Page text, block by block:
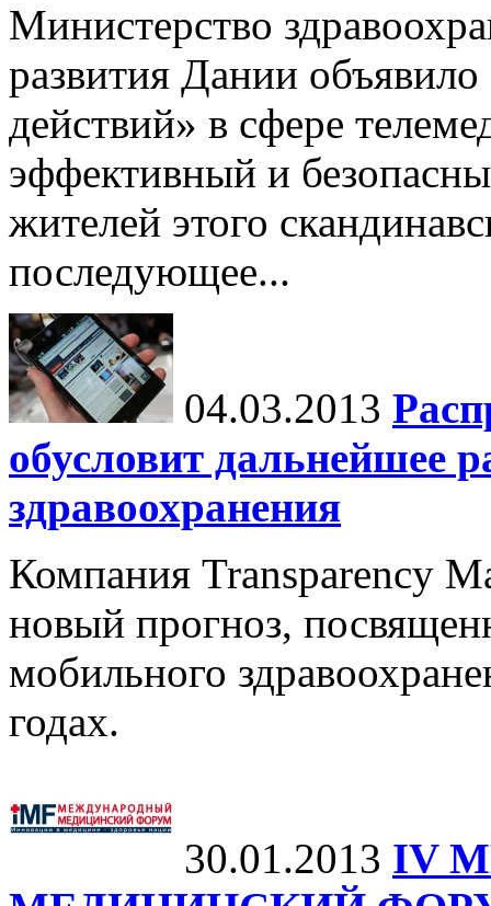
Министерство
развития Дании
действий» в сфере
эффективный и
жителей этого
последующее...
04.03.2013
обусловит дальнейшее
здравоохранения
Компания Transparency
новый прогноз,
мобильного
годах.
30.01.2013 IV